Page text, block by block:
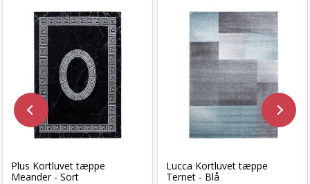
Plus Kortluvet tæppe
Meander - Sort
Lucca Kortluvet tæppe
Ternet - Blå